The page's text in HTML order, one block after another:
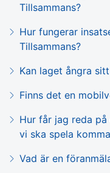
Tillsammans?
Hur fungerar
Tillsammans?
Kan laget ångra
Finns det en
Hur får jag reda
vi ska spela
Vad är en